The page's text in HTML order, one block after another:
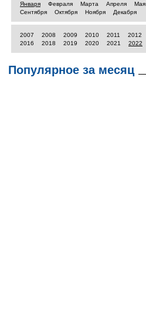
Января Февраля Марта Апреля Мая
Сентября
Октября Ноября Декабря
2007 2008 2009 2010 2011 2012
2016
2018 2019 2020 2021 2022
Популярное за месяц